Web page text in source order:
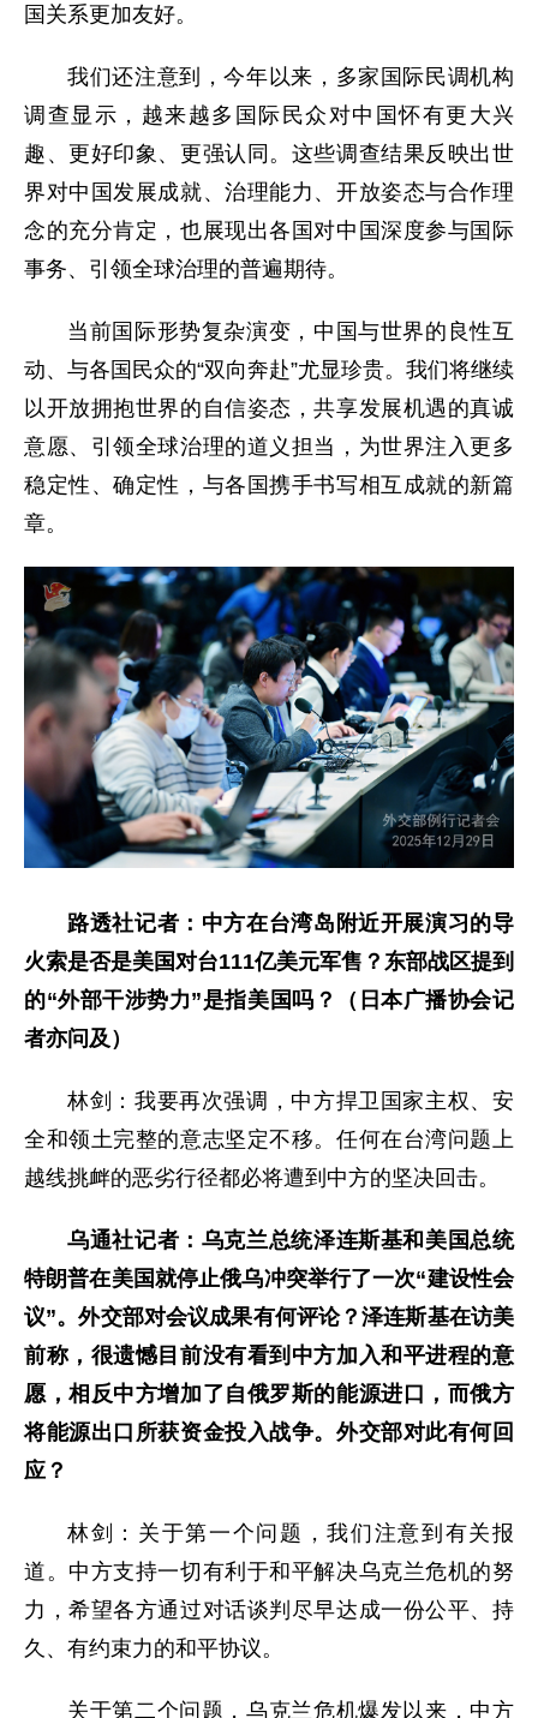
国关系更加友好。
我们还注意到，今年以来，多家国际民调机构
调查显示，越来越多国际民众对中国怀有更大兴
趣、更好印象、更强认同。这些调查结果反映出世
界对中国发展成就、治理能力、开放姿态与合作理
念的充分肯定，也展现出各国对中国深度参与国际
事务、引领全球治理的普遍期待。
当前国际形势复杂演变，中国与世界的良性互
动、与各国民众的“双向奔赴”尤显珍贵。我们将继续
以开放拥抱世界的自信姿态，共享发展机遇的真诚
意愿、引领全球治理的道义担当，为世界注入更多
稳定性、确定性，与各国携手书写相互成就的新篇
章。
路透社记者：中方在台湾岛附近开展演习的导
火索是否是美国对台111亿美元军售？东部战区提到
的“外部干涉势力”是指美国吗？（日本广播协会记
者亦问及）
林剑：我要再次强调，中方捍卫国家主权、安
全和领土完整的意志坚定不移。任何在台湾问题上
越线挑衅的恶劣行径都必将遭到中方的坚决回击。
乌通社记者：乌克兰总统泽连斯基和美国总统
特朗普在美国就停止俄乌冲突举行了一次“建设性会
议”。外交部对会议成果有何评论？泽连斯基在访美
前称，很遗憾目前没有看到中方加入和平进程的意
愿，相反中方增加了自俄罗斯的能源进口，而俄方
将能源出口所获资金投入战争。外交部对此有何回
应？
林剑：关于第一个问题，我们注意到有关报
道。中方支持一切有利于和平解决乌克兰危机的努
力，希望各方通过对话谈判尽早达成一份公平、持
久、有约束力的和平协议。
关于第二个问题，乌克兰危机爆发以来，中方